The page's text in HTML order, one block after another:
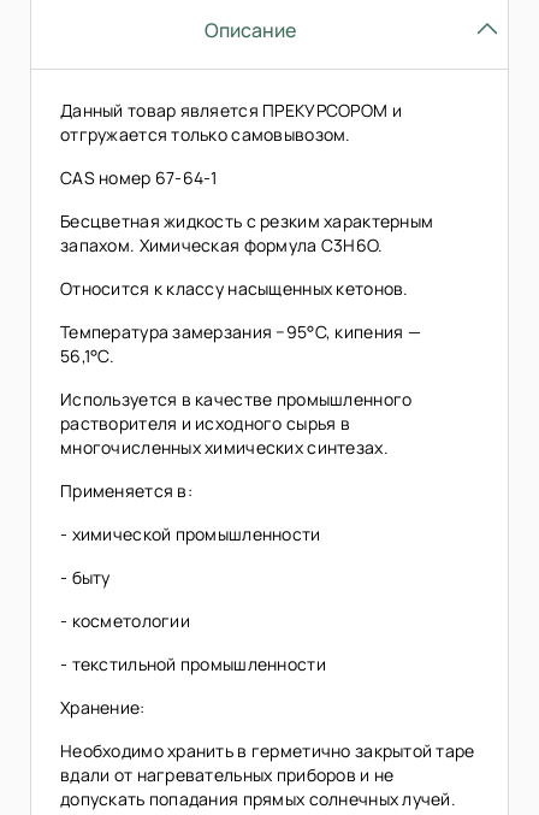
Описание
Данный товар является ПРЕКУРСОРОМ и
отгружается только самовывозом.
CAS номер 67-64-1
Бесцветная жидкость с резким характерным
запахом. Химическая формула C3H6O.
Относится к классу насыщенных кетонов.
Температура замерзания −95°C, кипения —
56,1°C.
Используется в качестве промышленного
растворителя и исходного сырья в
многочисленных химических синтезах.
Применяется в:
- химической промышленности
- быту
- косметологии
- текстильной промышленности
Хранение:
Необходимо хранить в герметично закрытой таре
вдали от нагревательных приборов и не
допускать попадания прямых солнечных лучей.